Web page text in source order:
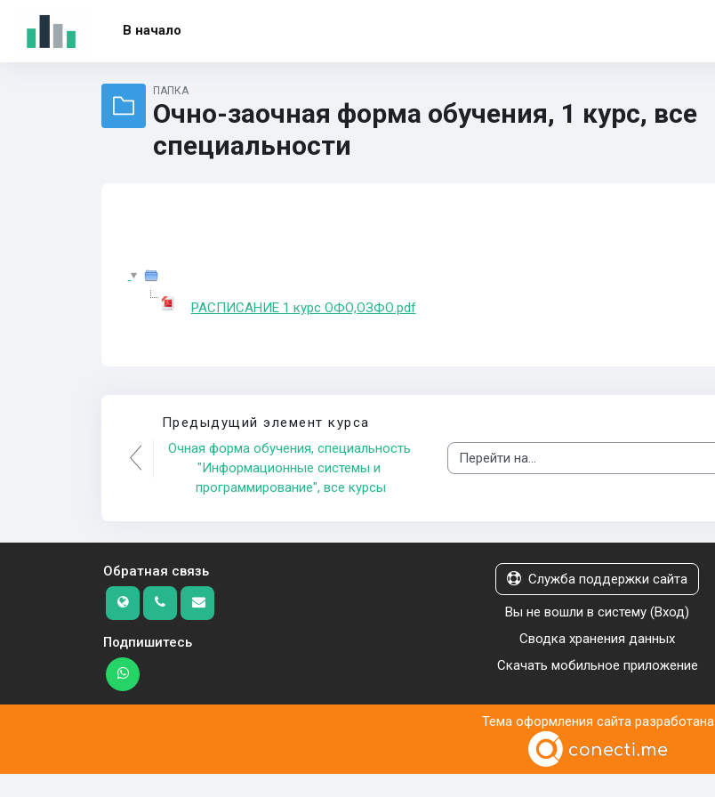
В начало
ПАПКА
Очно-заочная форма обучения, 1 курс, все
специальности
РАСПИСАНИЕ 1 курс ОФО,ОЗФО.pdf
Предыдущий элемент курса
Очная форма обучения, специальность
"Информационные системы и
программирование", все курсы
Перейти на...
Обратная связь
Подпишитесь
Служба поддержки сайта
Вы не вошли в систему (Вход)
Сводка хранения данных
Скачать мобильное приложение
Тема оформления сайта разработана